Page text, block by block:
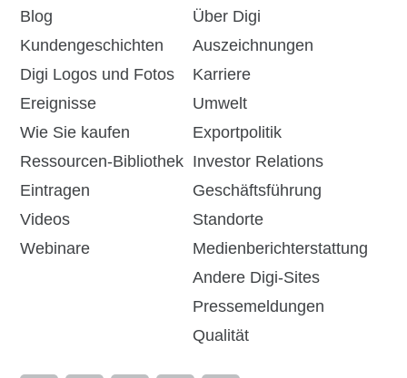
Blog
Kundengeschichten
Digi Logos und Fotos
Ereignisse
Wie Sie kaufen
Ressourcen-Bibliothek
Eintragen
Videos
Webinare
Über Digi
Auszeichnungen
Karriere
Umwelt
Exportpolitik
Investor Relations
Geschäftsführung
Standorte
Medienberichterstattung
Andere Digi-Sites
Pressemeldungen
Qualität